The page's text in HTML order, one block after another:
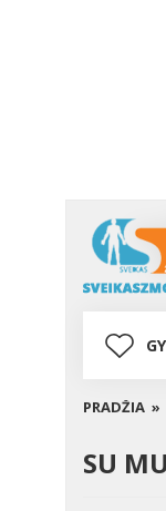
PRADŽIA »
SU